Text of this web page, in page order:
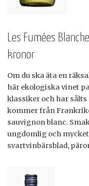
Les Fumées
kronor
Om du ska äta en
här ekologiska vinet
klassiker och har sålts
kommer från
sauvignon blanc.
ungdomlig och
svartvinbärsblad,